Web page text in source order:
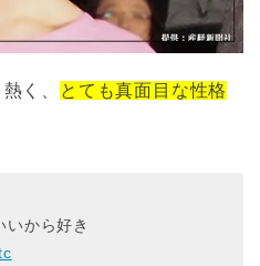
く、
とても真面目な性格
いから好き